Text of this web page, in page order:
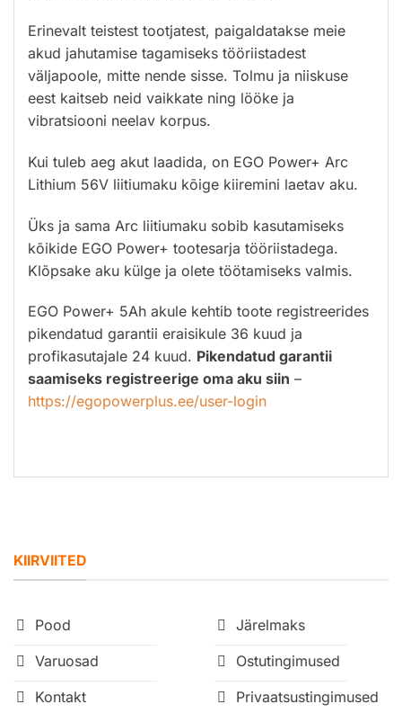
Erinevalt teistest tootjatest, paigaldatakse meie
akud jahutamise tagamiseks tööriistadest
väljapoole, mitte nende sisse. Tolmu ja niiskuse
eest kaitseb neid vaikkate ning lööke ja
vibratsiooni neelav korpus.
Kui tuleb aeg akut laadida, on EGO Power+ Arc
Lithium 56V liitiumaku kõige kiiremini laetav aku.
Üks ja sama Arc liitiumaku sobib kasutamiseks
kõikide EGO Power+ tootesarja tööriistadega.
Klõpsake aku külge ja olete töötamiseks valmis.
EGO Power+ 5Ah akule kehtib toote registreerides
pikendatud garantii eraisikule 36 kuud ja
profikasutajale 24 kuud. Pikendatud garantii
saamiseks registreerige oma aku siin –
https://egopowerplus.ee/user-login
KIIRVIITED
Pood
Varuosad
Kontakt
Järelmaks
Ostutingimused
Privaatsustingimused